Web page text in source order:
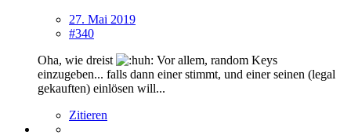
27. Mai 2019
#340
Oha, wie dreist
Vor allem, random Keys
einzugeben... falls dann einer stimmt, und einer seinen (legal
gekauften) einlösen will...
Zitieren